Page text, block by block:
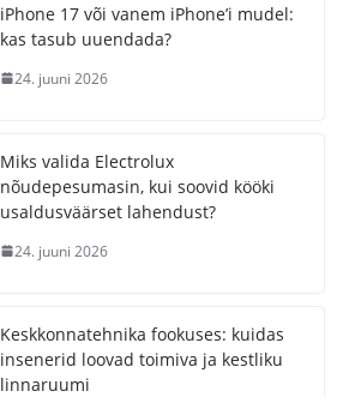
iPhone 17 või vanem iPhone’i mudel:
kas tasub uuendada?
24. juuni 2026
Miks valida Electrolux
nõudepesumasin, kui soovid kööki
usaldusväärset lahendust?
24. juuni 2026
Keskkonnatehnika fookuses: kuidas
insenerid loovad toimiva ja kestliku
linnaruumi